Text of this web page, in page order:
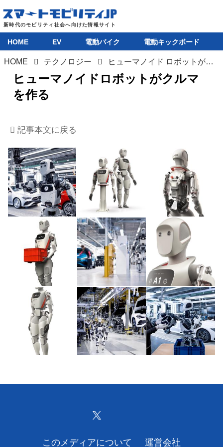
HOME
電動バイク
電動キックボード
ライフスタイル
テクノロジー
このメディアについて
運営会社
利用規約
プライバシーポリシー
ライター名簿
お問い合せ
HOME EV 電動バイク 電動キックボード
HOME テクノロジー ヒューマノイド ロボットがクルマを作る。メルセデス・ベンツが生産工場に試験導入へ
ヒューマノイドロボットがクルマ
を作る
記事本文に戻る
このメディアについて 運営会社